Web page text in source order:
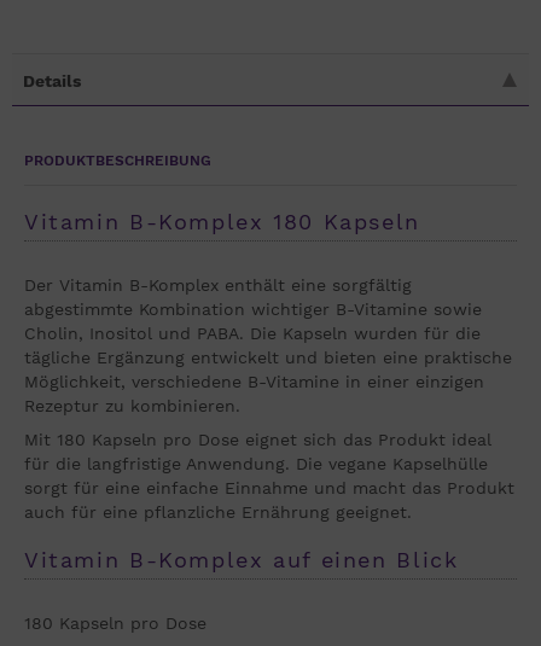
Details
PRODUKTBESCHREIBUNG
Vitamin B-Komplex 180 Kapseln
Der Vitamin B-Komplex enthält eine sorgfältig
abgestimmte Kombination wichtiger B-Vitamine sowie
Cholin, Inositol und PABA. Die Kapseln wurden für die
tägliche Ergänzung entwickelt und bieten eine praktische
Möglichkeit, verschiedene B-Vitamine in einer einzigen
Rezeptur zu kombinieren.
Mit 180 Kapseln pro Dose eignet sich das Produkt ideal
für die langfristige Anwendung. Die vegane Kapselhülle
sorgt für eine einfache Einnahme und macht das Produkt
auch für eine pflanzliche Ernährung geeignet.
Vitamin B-Komplex auf einen Blick
180 Kapseln pro Dose